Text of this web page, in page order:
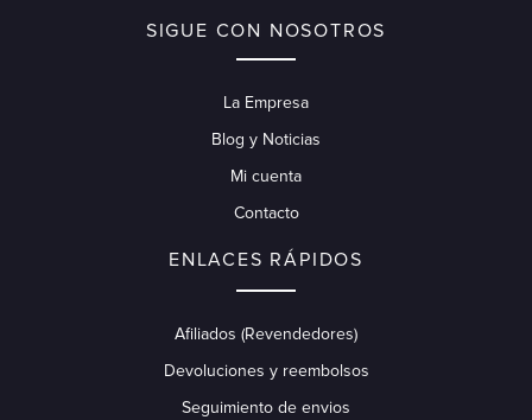
SIGUE CON NOSOTROS
La Empresa
Blog y Noticias
Mi cuenta
Contacto
ENLACES RÁPIDOS
Afiliados (Revendedores)
Devoluciones y reembolsos
Seguimiento de envios